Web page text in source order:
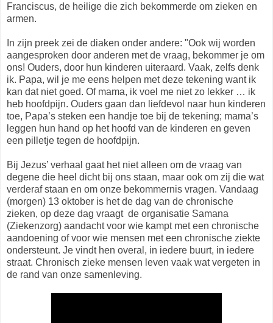
Franciscus, de heilige die zich bekommerde om zieken en
armen.
In zijn preek zei de diaken onder andere: "Ook wij worden
aangesproken door anderen met de vraag, bekommer je om
ons! Ouders, door hun kinderen uiteraard. Vaak, zelfs denk
ik. Papa, wil je me eens helpen met deze tekening want ik
kan dat niet goed. Of mama, ik voel me niet zo lekker … ik
heb hoofdpijn. Ouders gaan dan liefdevol naar hun kinderen
toe, Papa’s steken een handje toe bij de tekening; mama’s
leggen hun hand op het hoofd van de kinderen en geven
een pilletje tegen de hoofdpijn.
Bij Jezus’ verhaal gaat het niet alleen om de vraag van
degene die heel dicht bij ons staan, maar ook om zij die wat
verderaf staan en om onze bekommernis vragen. Vandaag
(morgen) 13 oktober is het de dag van de chronische
zieken, op deze dag vraagt de organisatie Samana
(Ziekenzorg) aandacht voor wie kampt met een chronische
aandoening of voor wie mensen met een chronische ziekte
ondersteunt. Je vindt hen overal, in iedere buurt, in iedere
straat. Chronisch zieke mensen leven vaak wat vergeten in
de rand van onze samenleving.